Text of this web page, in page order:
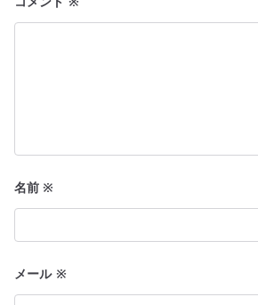
名前※
メール ※